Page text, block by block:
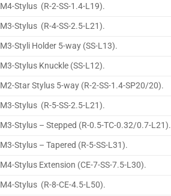
M4-Stylus (R-2-SS-1.4-L19).
M3-Stylus (R-4-SS-2.5-L21).
M3-Styli Holder 5-way (SS-L13).
M3-Stylus Knuckle (SS-L12).
M2-Star Stylus 5-way (R-2-SS-1.4-SP20/20).
M3-Stylus (R-5-SS-2.5-L21).
M3-Stylus – Stepped (R-0.5-TC-0.32/0.7-L21).
M3-Stylus – Tapered (R-5-SS-L31).
M4-Stylus Extension (CE-7-SS-7.5-L30).
M4-Stylus (R-8-CE-4.5-L50).